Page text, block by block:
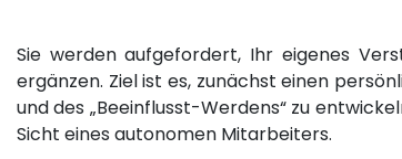
Sie werden aufgefordert, Ihr eigenes
ergänzen. Ziel ist es, zunächst einen
und des „Beeinflusst-Werdens“ zu
Sicht eines autonomen Mitarbeiters.